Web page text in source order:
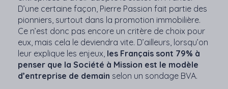
D’une certaine façon, Pierre Passion fait partie des
pionniers, surtout dans la promotion immobilière.
Ce n’est donc pas encore un critère de choix pour
eux, mais cela le deviendra vite. D’ailleurs, lorsqu’on
leur explique les enjeux, les Français sont 79% à
penser que la Société à Mission est le modèle
d’entreprise de demain selon un sondage BVA.